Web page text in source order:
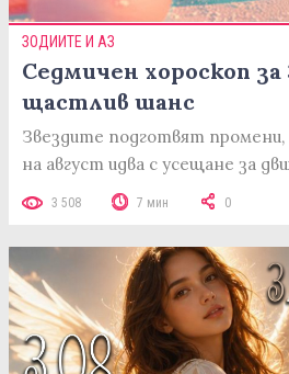
ЗОДИИТЕ И АЗ
Седмичен хороскоп
щастлив шанс
Звездите подготвят
на август идва с усещане за
3 508 7 мин 0